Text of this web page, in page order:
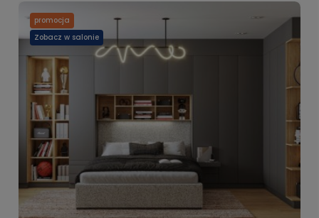
promocja
Zobacz w salonie